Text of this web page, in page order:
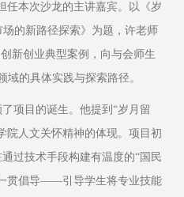
任本次沙龙的主讲嘉宾。以《岁
的新路径探索》为题，许老师
新创业典型案例，向与会师生
域的具体实践与探索路径。
项目的诞生。他提到“岁月留
院人文关怀精神的体现。项目初
过技术手段构建有温度的“国民
贯倡导——引导学生将专业技能